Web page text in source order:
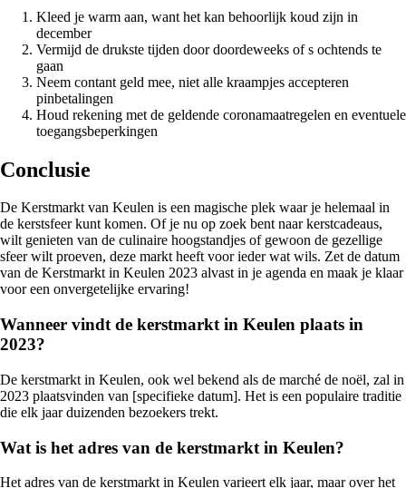
Kleed je warm aan, want het kan behoorlijk koud zijn in
december
Vermijd de drukste tijden door doordeweeks of s ochtends te
gaan
Neem contant geld mee, niet alle kraampjes accepteren
pinbetalingen
Houd rekening met de geldende coronamaatregelen en eventuele
toegangsbeperkingen
Conclusie
De Kerstmarkt van Keulen is een magische plek waar je helemaal in
de kerstsfeer kunt komen. Of je nu op zoek bent naar kerstcadeaus,
wilt genieten van de culinaire hoogstandjes of gewoon de gezellige
sfeer wilt proeven, deze markt heeft voor ieder wat wils. Zet de datum
van de Kerstmarkt in Keulen 2023 alvast in je agenda en maak je klaar
voor een onvergetelijke ervaring!
Wanneer vindt de kerstmarkt in Keulen plaats in
2023?
De kerstmarkt in Keulen, ook wel bekend als de marché de noël, zal in
2023 plaatsvinden van [specifieke datum]. Het is een populaire traditie
die elk jaar duizenden bezoekers trekt.
Wat is het adres van de kerstmarkt in Keulen?
Het adres van de kerstmarkt in Keulen varieert elk jaar, maar over het